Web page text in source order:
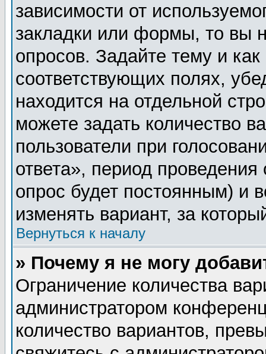
зависимости от
закладки или формы, то вы
опросов. Задайте тему и
соответствующих полях,
находится на отдельной
можете задать количество
пользователи при
ответа», период проведения
опрос будет постоянным) и
изменять вариант, за
Вернуться к началу
» Почему я не могу
Ограничение количества
администратором
количество вариантов,